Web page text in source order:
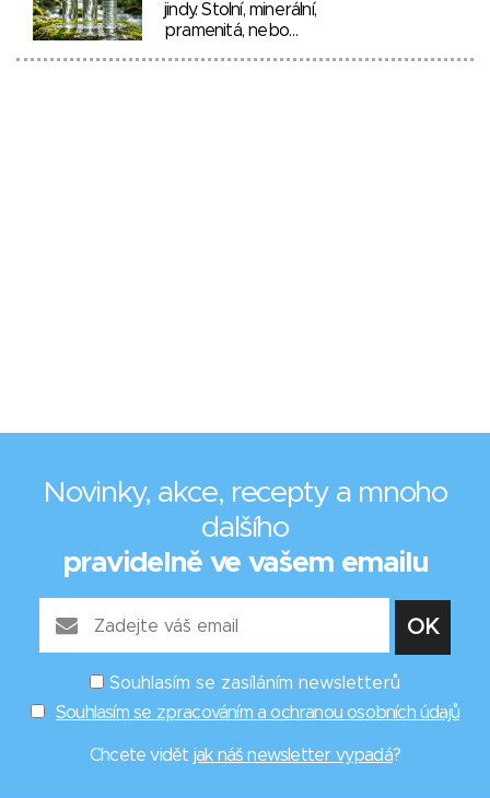
jindy. Stolní, minerální,
pramenitá, nebo…
Novinky, akce, recepty a mnoho
dalšího
pravidelně ve vašem emailu
Souhlasím se zasíláním newsletterů
Souhlasím se zpracováním a ochranou osobních údajů
Chcete vidět jak náš newsletter vypadá?